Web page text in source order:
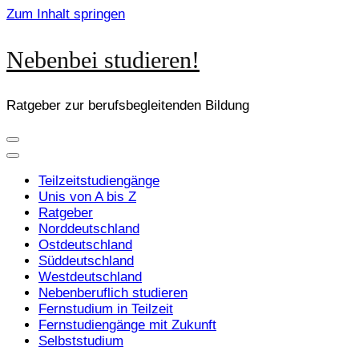
Zum Inhalt springen
Nebenbei studieren!
Ratgeber zur berufsbegleitenden Bildung
Teilzeitstudiengänge
Unis von A bis Z
Ratgeber
Norddeutschland
Ostdeutschland
Süddeutschland
Westdeutschland
Nebenberuflich studieren
Fernstudium in Teilzeit
Fernstudiengänge mit Zukunft
Selbststudium